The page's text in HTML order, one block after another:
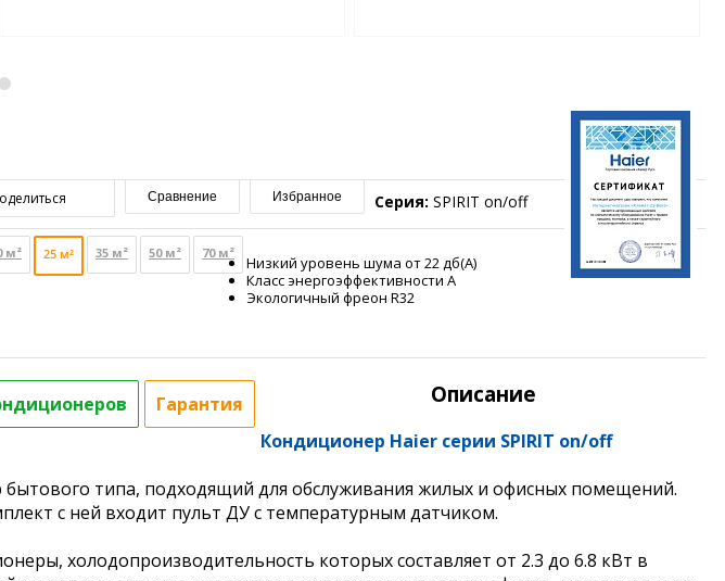
Сравнение Избранное Серия: SPIRIT on/off
м² 25 м² 35 м² 50 м² 70 м²
Низкий уровень шума от 22 дб(А)
Класс энергоэффективности А
Экологичный фреон R32
Гарантия Описание
Кондиционер Haier серии SPIRIT on/off
типа, подходящий для обслуживания жилых и офисных помещений.
с ней входит пульт ДУ с температурным датчиком.
холодопроизводительность которых составляет от 2.3 до 6.8 кВт в